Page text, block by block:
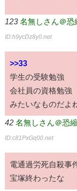
123 名無しさん＠恐
ID:h9ycDz8y0.net
>>33
学生の受験勉強
会社員の資格勉強
みたいなものだよ
42 名無しさん＠恐
ID:c81PxGq00.net
電通過労死自殺事
宝塚終わったな